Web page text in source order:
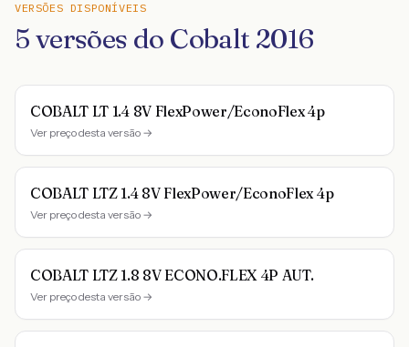
VERSÕES DISPONÍVEIS
5versões do Cobalt 2016
COBALT LT 1.4 8V FlexPower/EconoFlex 4p
Ver preço desta versão →
COBALT LTZ 1.4 8V FlexPower/EconoFlex 4p
Ver preço desta versão →
COBALT LTZ 1.8 8V ECONO.FLEX 4P AUT.
Ver preço desta versão →